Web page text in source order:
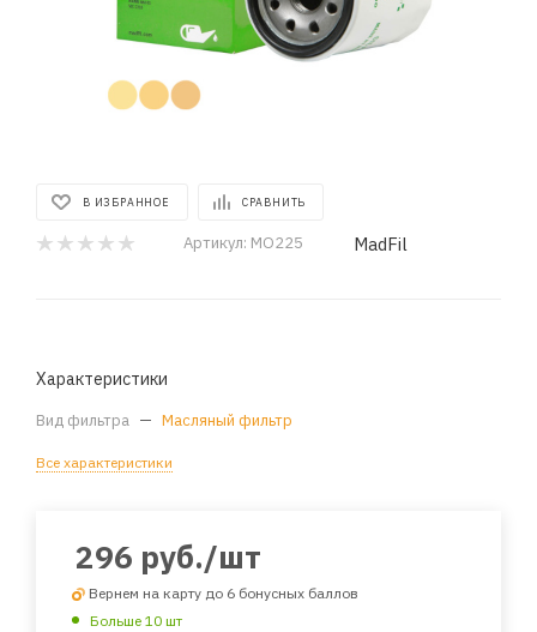
В ИЗБРАННОЕ СРАВНИТЬ
Артикул: MO225 MadFil
Характеристики
Вид фильтра — Масляный фильтр
Все характеристики
296 руб./шт
Вернем на карту до 6 бонусных баллов
Больше 10 шт